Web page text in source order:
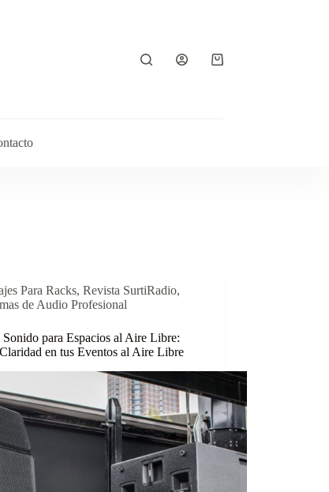
Para Racks,Revista SurtiRadio,
de Audio Profesional
Sonido para Espacios al Aire Libre:
en tus Eventos al Aire Libre